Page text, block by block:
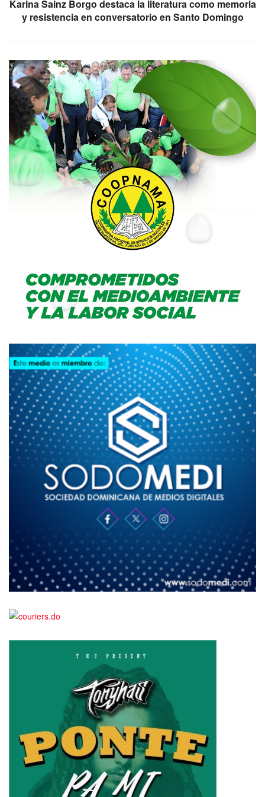
Karina Sainz Borgo destaca la literatura como memoria
y resistencia en conversatorio en Santo Domingo